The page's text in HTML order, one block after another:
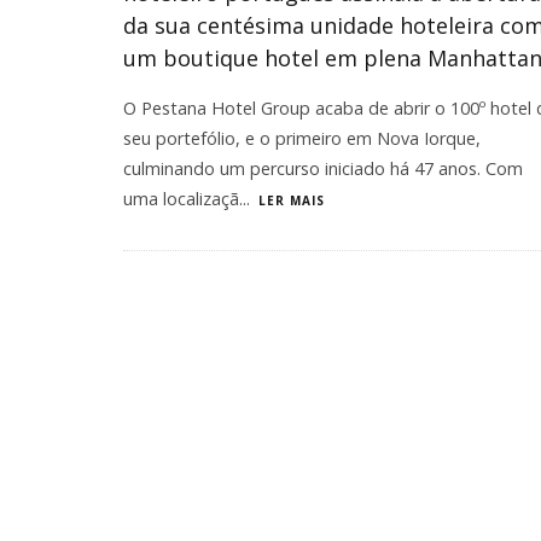
da sua centésima unidade hoteleira
um boutique hotel em plena
O Pestana Hotel Group acaba de abrir o 100º hotel
seu portefólio, e o primeiro em Nova Iorque,
culminando um percurso iniciado há 47 anos. Com
uma localizaçã... LER MAIS